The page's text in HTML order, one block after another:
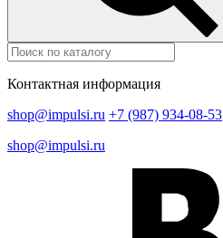
Контактная информация
shop@impulsi.ru +7 (987) 934-08-53
shop@impulsi.ru